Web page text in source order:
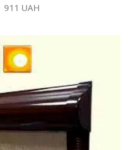
911 UAH